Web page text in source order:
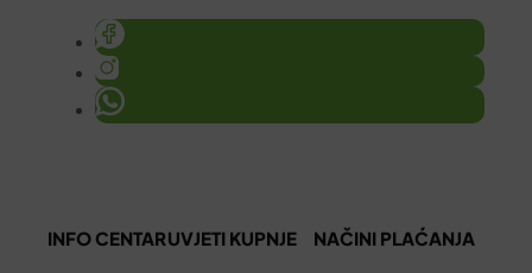
INFO CENTARUVJETI KUPNJE NAČINI PLAĆANJA